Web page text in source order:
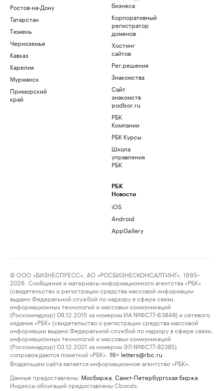
Ростов-на-Дону
Татарстан
Тюмень
Черноземье
Кавказ
Карелия
Мурманск
Приморский
край
бизнеса
Корпоративный
регистратор
доменов
Хостинг
сайтов
Рег.решения
Знакомства
Сайт
знакомств
podbor.ru
РБК
Компании
РБК Курсы
Школа
управления
РБК
РБК
Новости
iOS
Android
AppGallery
© ООО «БИЗНЕСПРЕСС», АО «РОСБИЗНЕСКОНСАЛТИНГ», 1995–
2026. Сообщения и материалы информационного агентства «РБК»
(свидетельство о регистрации средства массовой информации
выдано Федеральной службой по надзору в сфере связи,
информационных технологий и массовых коммуникаций
(Роскомнадзор) 09.12.2015 за номером ИА №ФС77-63848) и сетевого
издания «РБК» (свидетельство о регистрации средства массовой
информации выдано Федеральной службой по надзору в сфере связи,
информационных технологий и массовых коммуникаций
(Роскомнадзор) 03.12.2021 за номером ЭЛ №ФС77-82385)
сопровождаются пометкой «РБК».
18+ letters@rbc.ru
Владельцем сайта является информационное агентство «РБК».
Данные предоставлены: Мосбиржа Санкт-Петербургская биржа
Индексы облигаций предоставлены Cbonds.